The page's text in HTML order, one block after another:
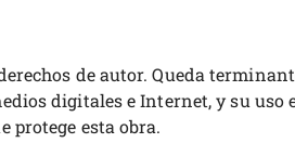
de autor. Queda
digitales e Internet, y su uso
protege esta obra.